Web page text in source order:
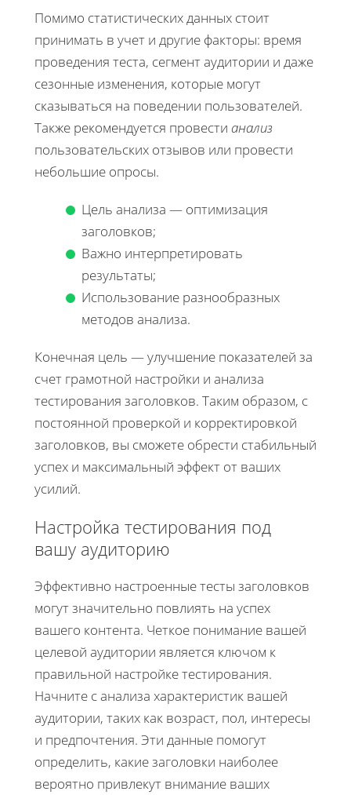
Помимо статистических данных стоит
принимать в учет и другие факторы: время
проведения теста, сегмент аудитории и даже
сезонные изменения, которые могут
сказываться на поведении пользователей.
Также рекомендуется провести анализ
пользовательских отзывов или провести
небольшие опросы.
Цель анализа — оптимизация
заголовков;
Важно интерпретировать
результаты;
Использование разнообразных
методов анализа.
Конечная цель — улучшение показателей за
счет грамотной настройки и анализа
тестирования заголовков. Таким образом, с
постоянной проверкой и корректировкой
заголовков, вы сможете обрести стабильный
успех и максимальный эффект от ваших
усилий.
Настройка тестирования под
вашу аудиторию
Эффективно настроенные тесты заголовков
могут значительно повлиять на успех
вашего контента. Четкое понимание вашей
целевой аудитории является ключом к
правильной настройке тестирования.
Начните с анализа характеристик вашей
аудитории, таких как возраст, пол, интересы
и предпочтения. Эти данные помогут
определить, какие заголовки наиболее
вероятно привлекут внимание ваших